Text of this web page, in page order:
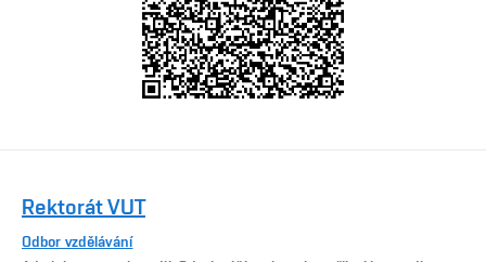
Rektorát VUT
Odbor vzdělávání